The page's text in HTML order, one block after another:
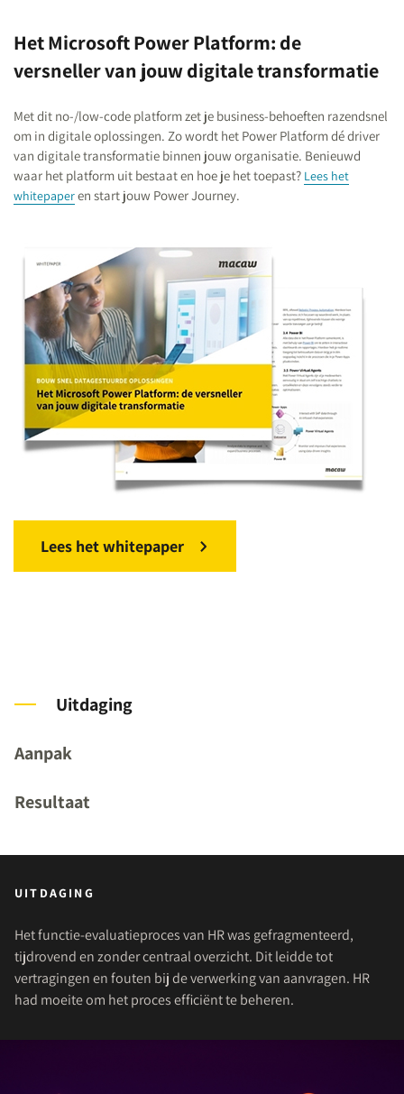
Het Microsoft Power Platform: de
versneller van jouw digitale transformatie
Met dit no-/low-code platform zet je business-behoeften razendsnel
om in digitale oplossingen. Zo wordt het Power Platform dé driver
van digitale transformatie binnen jouw organisatie. Benieuwd
waar het platform uit bestaat en hoe je het toepast? Lees het
whitepaperen start jouw Power Journey.
Lees het whitepaper
Uitdaging
Aanpak
Resultaat
UITDAGING
Het functie-evaluatieproces van HR was gefragmenteerd,
tijdrovend en zonder centraal overzicht. Dit leidde tot
vertragingen en fouten bij de verwerking van aanvragen. HR
had moeite om het proces efficiënt te beheren.